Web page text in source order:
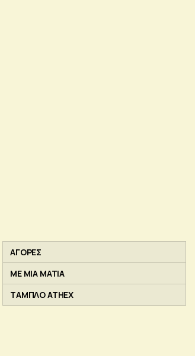
ΑΓΟΡΕΣ
ΜΕ ΜΙΑ ΜΑΤΙΑ
ΤΑΜΠΛΟ ATHEX